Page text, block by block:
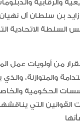
التشريعية والرقابية
بن سلطان آل
السلطة
من أولويات عمل
والمتوازنة، والذي
الحكومية
التي